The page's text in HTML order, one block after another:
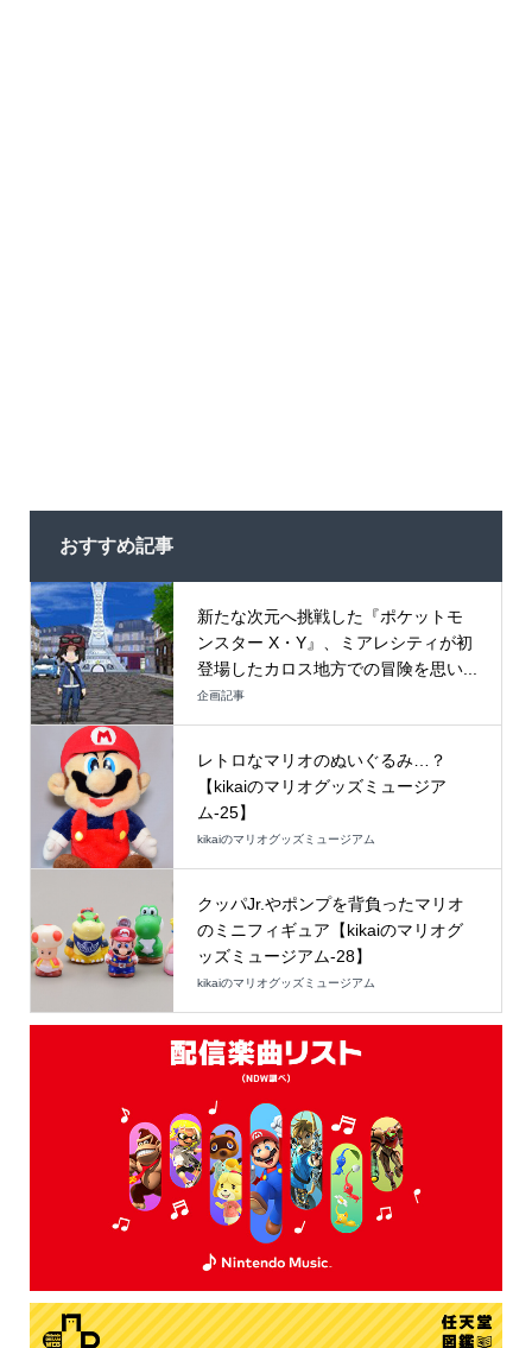
おすすめ記事
新たな次元へ挑戦した『ポケットモ
ンスター X・Y』、ミアレシティが初
登場したカロス地方での冒険を思い...
企画記事
レトロなマリオのぬいぐるみ…？
【kikaiのマリオグッズミュージア
ム-25】
kikaiのマリオグッズミュージアム
クッパJr.やポンプを背負ったマリオ
のミニフィギュア【kikaiのマリオグ
ッズミュージアム-28】
kikaiのマリオグッズミュージアム